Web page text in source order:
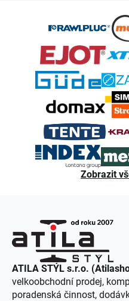
Zobrazit
ATILA STÝL s.r.o.
velkoobchodní prodej,
poradenská činnost,